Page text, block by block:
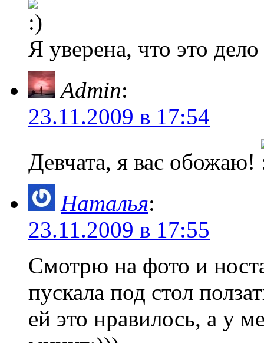
Я уверена, что это
Admin:
23.11.2009 в 17:54
Девчата, я вас обожаю!
Наталья:
23.11.2009 в 17:55
Смотрю на фото и
пускала под стол
ей это нравилось, а у